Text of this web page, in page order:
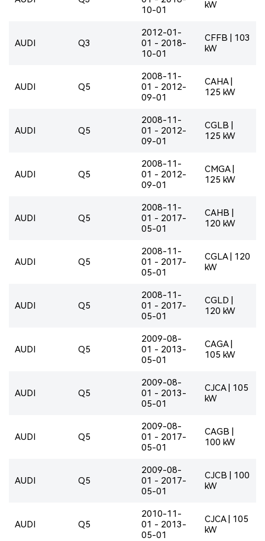
10-01
kW
AUDI Q3
2012-01-
01 - 2018-
10-01
CFFB | 103
kW
AUDI Q5
2008-11-
01 - 2012-
09-01
CAHA |
125 kW
AUDI Q5
2008-11-
01 - 2012-
09-01
CGLB |
125 kW
AUDI Q5
2008-11-
01 - 2012-
09-01
CMGA |
125 kW
AUDI Q5
2008-11-
01 - 2017-
05-01
CAHB |
120 kW
AUDI Q5
2008-11-
01 - 2017-
05-01
CGLA | 120
kW
AUDI Q5
2008-11-
01 - 2017-
05-01
CGLD |
120 kW
AUDI Q5
2009-08-
01 - 2013-
05-01
CAGA |
105 kW
AUDI Q5
2009-08-
01 - 2013-
05-01
CJCA | 105
kW
AUDI Q5
2009-08-
01 - 2017-
05-01
CAGB |
100 kW
AUDI Q5
2009-08-
01 - 2017-
05-01
CJCB | 100
kW
AUDI Q5
2010-11-
01 - 2013-
05-01
CJCA | 105
kW